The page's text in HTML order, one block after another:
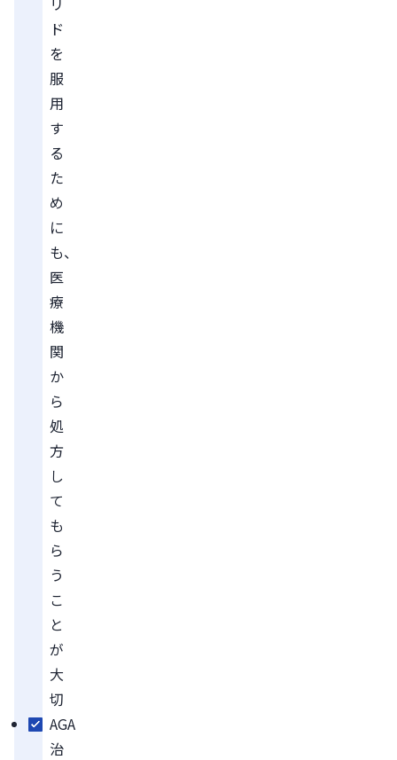
ド
を
服
用
す
る
た
め
に
も、
医
療
機
関
か
ら
処
方
し
て
も
ら
う
こ
と
が
大
切
AGA
治